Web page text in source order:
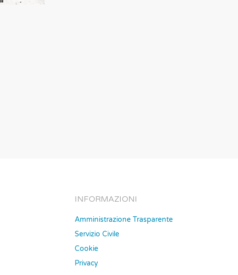
INFORMAZIONI
Amministrazione Trasparente
Servizio Civile
Cookie
Privacy